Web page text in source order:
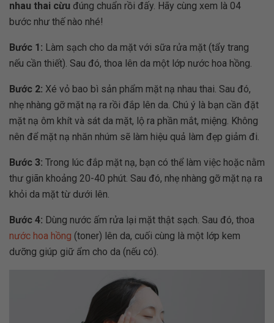
nhau thai cừu đúng chuẩn rồi đấy. Hãy cùng xem là 04
bước như thế nào nhé!
Bước 1: Làm sạch cho da mặt với sữa rửa mặt (tẩy trang
nếu cần thiết). Sau đó, thoa lên da một lớp nước hoa hồng.
Bước 2: Xé vỏ bao bì sản phẩm mặt nạ nhau thai. Sau đó,
nhẹ nhàng gỡ mặt nạ ra rồi đắp lên da. Chú ý là bạn cần đặt
mặt nạ ôm khít và sát da mặt, lộ ra phần mắt, miệng. Không
nên để mặt nạ nhăn nhúm sẽ làm hiệu quả làm đẹp giảm đi.
Bước 3: Trong lúc đắp mặt nạ, bạn có thể làm việc hoặc nằm
thư giãn khoảng 20-40 phút. Sau đó, nhẹ nhàng gỡ mặt nạ ra
khỏi da mặt từ dưới lên.
Bước 4: Dùng nước ấm rửa lại mặt thật sạch. Sau đó, thoa
nước hoa hồng (toner) lên da, cuối cùng là một lớp kem
dưỡng giúp giữ ẩm cho da (nếu có).